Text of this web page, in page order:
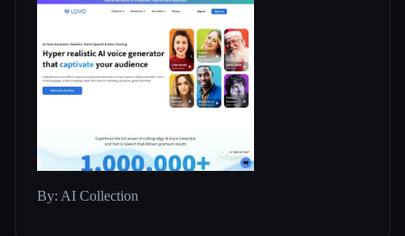
By: AI Collection